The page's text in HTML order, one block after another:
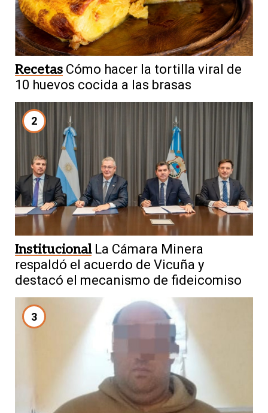
Recetas Cómo hacer la tortilla viral de
10 huevos cocida a las brasas
2
Institucional La Cámara Minera
respaldó el acuerdo de Vicuña y
destacó el mecanismo de fideicomiso
3